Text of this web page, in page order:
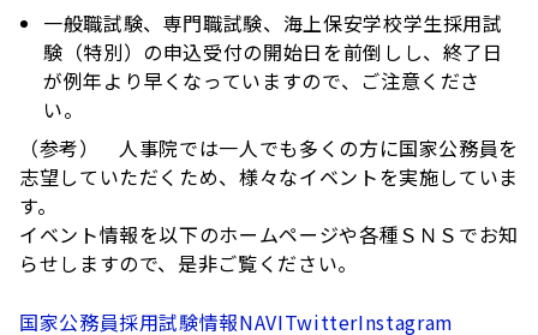
一般職試験、専門職試験、海上保安学校学生採用試
験（特別）の申込受付の開始日を前倒しし、終了日
が例年より早くなっていますので、ご注意くださ
い。
（参考） 人事院では一人でも多くの方に国家公務員を
志望していただくため、様々なイベントを実施していま
す。
イベント情報を以下のホームページや各種ＳＮＳでお知
らせしますので、是非ご覧ください。
国家公務員採用試験情報NAVITwitterInstagram